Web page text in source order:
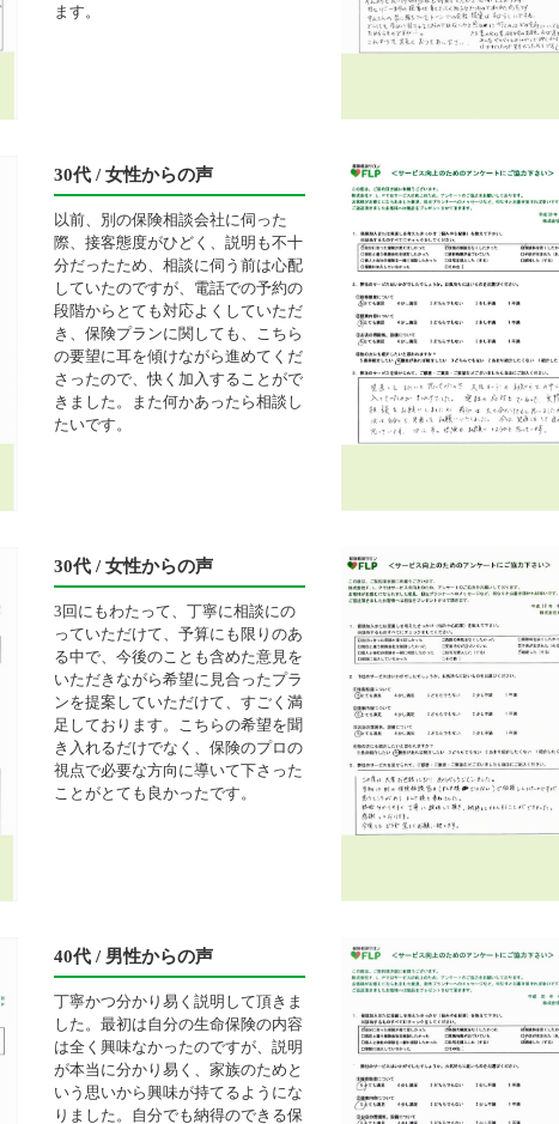
ます。
30代 / 女性からの声
以前、別の保険相談会社に伺った
際、接客態度がひどく、説明も不十
分だったため、相談に伺う前は心配
していたのですが、電話での予約の
段階からとても対応よくしていただ
き、保険プランに関しても、こちら
の要望に耳を傾けながら進めてくだ
さったので、快く加入することがで
きました。また何かあったら相談し
たいです。
30代 / 女性からの声
3回にもわたって、丁寧に相談にの
っていただけて、予算にも限りのあ
る中で、今後のことも含めた意見を
いただきながら希望に見合ったプラ
ンを提案していただけて、すごく満
足しております。こちらの希望を聞
き入れるだけでなく、保険のプロの
視点で必要な方向に導いて下さった
ことがとても良かったです。
40代 / 男性からの声
丁寧かつ分かり易く説明して頂きま
した。最初は自分の生命保険の内容
は全く興味なかったのですが、説明
が本当に分かり易く、家族のためと
いう思いから興味が持てるようにな
りました。自分でも納得のできる保